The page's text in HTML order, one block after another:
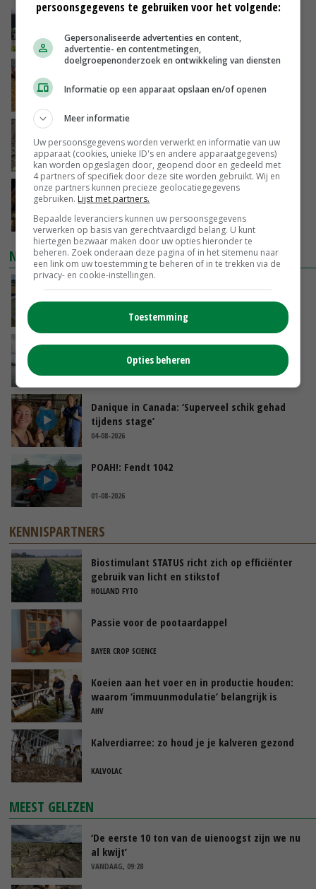
Gemiddelde Europese melkprijs daalt licht in
VANDAAG, 17:04
varkensvleesketen
maximaal 20 euro
VANDAAG, 14:59
Spontane boerenacties in Twente en
Apeldoorn zetten de trend
VANDAAG, 14:48
NIEUWSTE VIDEO'S
Droogte veroorzaakt steeds meer problemen:
‘Bassin afgelopen week al leeg’
VANDAAG, 14:06
Koeien van enige drijvende boerderij ter
wereld zijn te koop
VANDAAG, 12:00
Danique in Canada: ‘Superveel schik gehad
tijdens stage’
04-08-2026
POAH!: Fendt 1042
01-08-2026
KENNISPARTNERS
Biostimulant STATUS richt zich op efficiënter
gebruik van licht en stikstof
HOLLAND FYTO
Passie voor de pootaardappel
BAYER CROP SCIENCE
Koeien aan het voer en in productie houden:
waarom ‘immuunmodulatie’ belangrijk is
tijdens de transitieperiode
AHV
Kalverdiarree: zo houd je je kalveren gezond
KALVOLAC
MEEST GELEZEN
‘De eerste 10 ton van de uienoogst zijn we nu
al kwijt’
VANDAAG, 09:28
persoonsgegevens te gebruiken voor het volgende:
Gepersonaliseerde advertenties en content,
advertentie- en contentmetingen,
doelgroepenonderzoek en ontwikkeling van diensten
Informatie op een apparaat opslaan en/of openen
Meer informatie
Uw persoonsgegevens worden verwerkt en informatie van uw
apparaat (cookies, unieke ID's en andere apparaatgegevens)
kan worden opgeslagen door, geopend door en gedeeld met
4 partners of specifiek door deze site worden gebruikt. Wij en
onze partners kunnen precieze geolocatiegegevens
gebruiken. Lijst met partners.
Bepaalde leveranciers kunnen uw persoonsgegevens
verwerken op basis van gerechtvaardigd belang. U kunt
hiertegen bezwaar maken door uw opties hieronder te
beheren. Zoek onderaan deze pagina of in het sitemenu naar
een link om uw toestemming te beheren of in te trekken via de
privacy- en cookie-instellingen.
Toestemming
Opties beheren